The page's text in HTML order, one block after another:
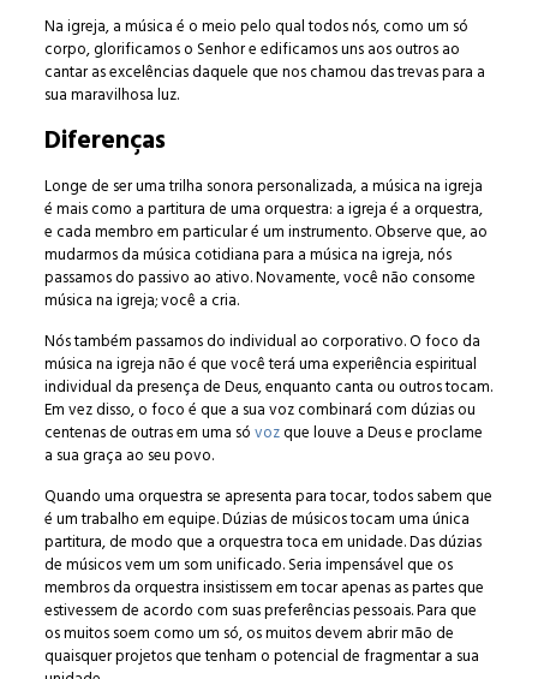
Na igreja, a música é o meio pelo qual todos nós, como um só
corpo, glorificamos o Senhor e edificamos uns aos outros ao
cantar as excelências daquele que nos chamou das trevas para a
sua maravilhosa luz.
Diferenças
Longe de ser uma trilha sonora personalizada, a música na igreja
é mais como a partitura de uma orquestra: a igreja é a orquestra,
e cada membro em particular é um instrumento. Observe que, ao
mudarmos da música cotidiana para a música na igreja, nós
passamos do passivo ao ativo. Novamente, você não consome
música na igreja; você a cria.
Nós também passamos do individual ao corporativo. O foco da
música na igreja não é que você terá uma experiência espiritual
individual da presença de Deus, enquanto canta ou outros tocam.
Em vez disso, o foco é que a sua voz combinará com dúzias ou
centenas de outras em uma sóvozque louve a Deus e proclame
a sua graça ao seu povo.
Quando uma orquestra se apresenta para tocar, todos sabem que
é um trabalho em equipe. Dúzias de músicos tocam uma única
partitura, de modo que a orquestra toca em unidade. Das dúzias
de músicos vem um som unificado. Seria impensável que os
membros da orquestra insistissem em tocar apenas as partes que
estivessem de acordo com suas preferências pessoais. Para que
os muitos soem como um só, os muitos devem abrir mão de
quaisquer projetos que tenham o potencial de fragmentar a sua